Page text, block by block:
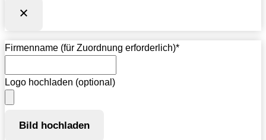
Firmenname (für Zuordnung erforderlich)*
Logo hochladen (optional)
Bild hochladen